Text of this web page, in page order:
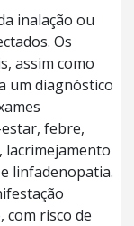
inalação ou
Os
assim como
um diagnóstico
febre,
lacrimejamento
linfadenopatia.
risco de